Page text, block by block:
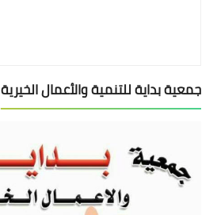
جمعية بداية للتنمية والأعمال الخيرية